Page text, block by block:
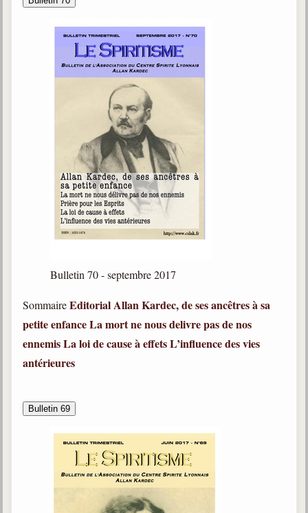
Bulletin 70 - septembre 2017
SommaireEditorialAllan Kardec, de ses ancêtres à sa
petite enfanceLa mort ne nous delivre pas de nos
ennemisLa loi de cause à effetsL’influence des vies
antérieures
Bulletin 69